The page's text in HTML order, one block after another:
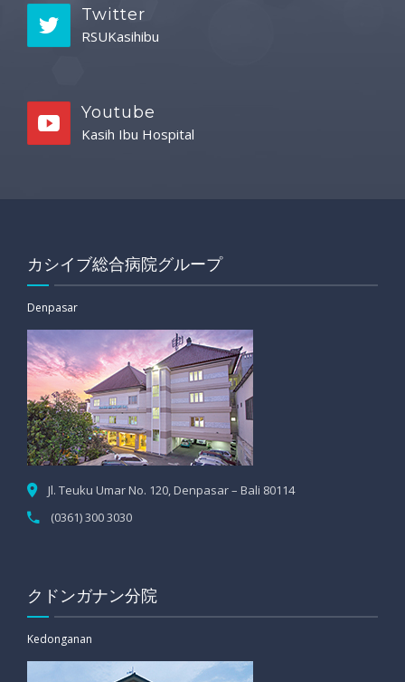
Twitter
RSUKasihibu
Youtube
Kasih Ibu Hospital
カシイブ総合病院グループ
Denpasar
Jl. Teuku Umar No. 120, Denpasar – Bali 80114
(0361) 300 3030
クドンガナン分院
Kedonganan